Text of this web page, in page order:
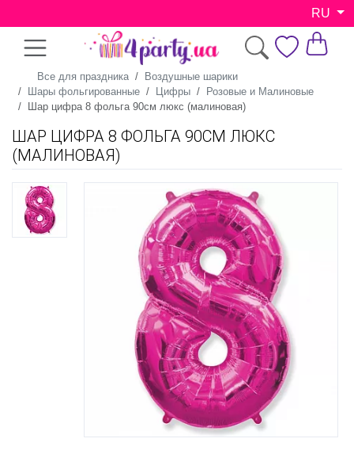
RU
Все для праздника
Воздушные шарики
Шары фольгированные
Цифры
Розовые и Малиновые
Шар цифра 8 фольга 90см люкс (малиновая)
ШАР ЦИФРА 8 ФОЛЬГА 90СМ ЛЮКС
(МАЛИНОВАЯ)